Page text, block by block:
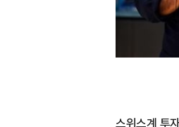
스위스계 투